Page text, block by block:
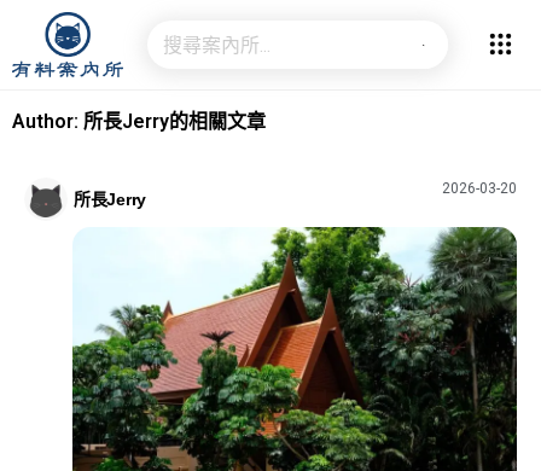
Author: 所長Jerry的相關文章
所長Jerry
2026-03-20